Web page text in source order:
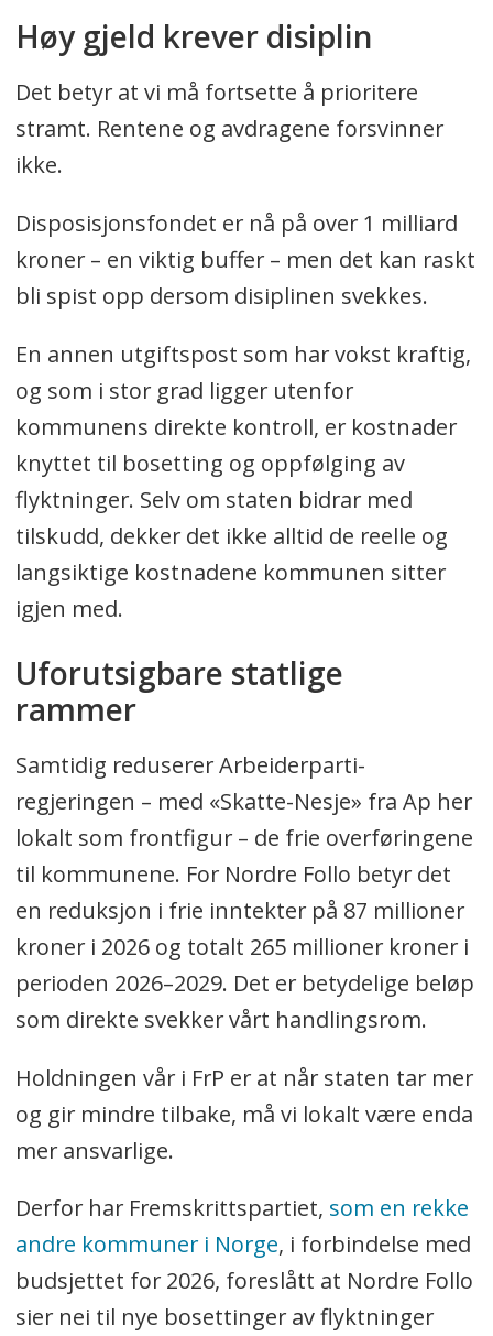
Høy gjeld krever disiplin
Det betyr at vi må fortsette å prioritere
stramt. Rentene og avdragene forsvinner
ikke.
Disposisjonsfondet er nå på over 1 milliard
kroner – en viktig buffer – men det kan raskt
bli spist opp dersom disiplinen svekkes.
En annen utgiftspost som har vokst kraftig,
og som i stor grad ligger utenfor
kommunens direkte kontroll, er kostnader
knyttet til bosetting og oppfølging av
flyktninger. Selv om staten bidrar med
tilskudd, dekker det ikke alltid de reelle og
langsiktige kostnadene kommunen sitter
igjen med.
Uforutsigbare statlige
rammer
Samtidig reduserer Arbeiderparti-
regjeringen – med «Skatte-Nesje» fra Ap her
lokalt som frontfigur – de frie overføringene
til kommunene. For Nordre Follo betyr det
en reduksjon i frie inntekter på 87 millioner
kroner i 2026 og totalt 265 millioner kroner i
perioden 2026–2029. Det er betydelige beløp
som direkte svekker vårt handlingsrom.
Holdningen vår i FrP er at når staten tar mer
og gir mindre tilbake, må vi lokalt være enda
mer ansvarlige.
Derfor har Fremskrittspartiet, som en rekke
andre kommuner i Norge, i forbindelse med
budsjettet for 2026, foreslått at Nordre Follo
sier nei til nye bosettinger av flyktninger